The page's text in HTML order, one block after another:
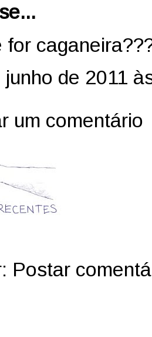
for
junho de 2011
um comentário
Postar